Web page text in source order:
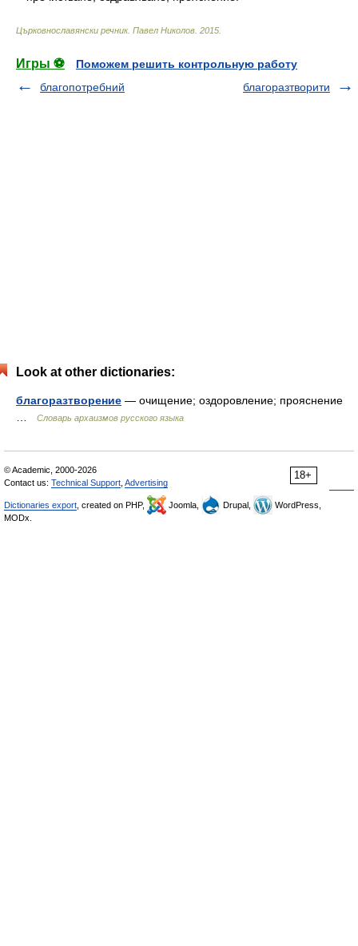
Църковнославянски речник. Павел Николов 2015
Игры ⚽
Поможем решить контрольную работу
благопотребний
благоразтворити
Look at other dictionaries:
благоразтворение — очищение; оздоровление; прояснение
Cловарь архаизмов русского языка
18+
© Academic, 2000-2026
Contact us: Technical Support Advertising
Dictionaries export , created on PHP, Joomla, Drupal,
WordPress,
MODx.